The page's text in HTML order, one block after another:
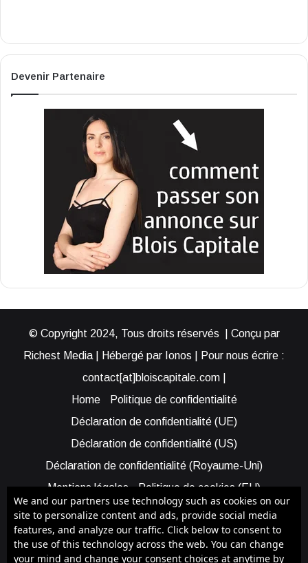
Devenir Partenaire
© Copyright 2024, Tous droits réservés | Conçu par
Richest Media | Hébergé par Ionos | Pour nous écrire :
contact[at]bloiscapitale.com |
Home
Politique de confidentialité
Déclaration de confidentialité (UE)
Déclaration de confidentialité (US)
Déclaration de confidentialité (Royaume-Uni)
Mentions légales
Politique de cookies (EU)
Cookie Policy (AUS)
Cookie Policy (US)
Qui sommes-nous ?
Participer à Blois Capitale
Bénéficier d’une assistance
We and our partners use technology such as cookies on our
site to personalize content and ads, provide social media
features, and analyze our traffic. Click below to consent to
the use of this technology across the web. You can change
your mind and change your consent choices at anytime by